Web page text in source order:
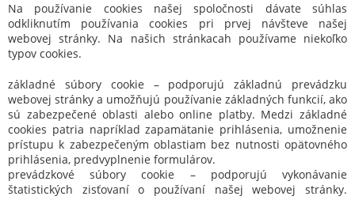
Na používanie cookies našej spoločnosti dávate súhlas
odkliknutím používania cookies pri prvej návšteve našej
webovej stránky. Na našich stránkacah používame niekoľko
typov cookies.
základné súbory cookie – podporujú základnú prevádzku
webovej stránky a umožňujú používanie základných funkcií, ako
sú zabezpečené oblasti alebo online platby. Medzi základné
cookies patria napríklad zapamätanie prihlásenia, umožnenie
prístupu k zabezpečeným oblastiam bez nutnosti opätovného
prihlásenia, predvyplnenie formulárov.
prevádzkové súbory cookie – podporujú vykonávanie
štatistických zisťovaní o používaní našej webovej stránky.